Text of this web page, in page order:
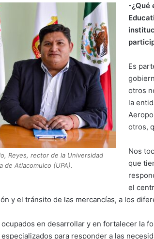
Reyes, rector de la Universidad
de Atlacomulco (UPA).
-¿Qué
Es
otros
la
otros,
Nos
que
el
y el tránsito de las mercancías, a los
ocupados en desarrollar y en fortalecer la
para responder a las